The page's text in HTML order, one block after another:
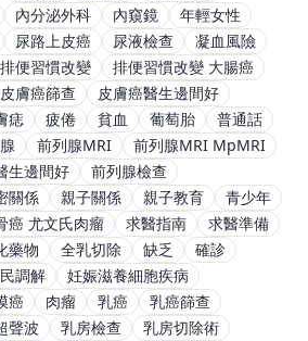
內分泌外科 內窺鏡
年輕女性
尿路上皮癌 尿液檢查
凝血風險
排便習慣改變
排便習慣改變 大腸癌
皮膚癌篩查
皮膚癌醫生邊間好
痣 疲倦 貧血 葡萄胎
普通話
前列腺MRI
前列腺MRI MpMRI
生邊間好
前列腺檢查
關係 親子關係 親子教育
青少年
癌 尤文氏肉瘤 求醫指南
求醫準備
藥物 全乳切除 缺乏
確診
調解
妊娠滋養細胞疾病
癌 肉瘤 乳癌
乳癌篩查
聲波 乳房檢查
乳房切除術